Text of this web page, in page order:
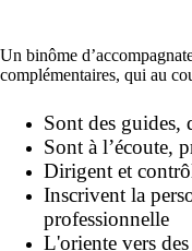
Un binôme
complémentaires, qui au
Sont des guides,
Sont à l’écoute,
Dirigent et
Inscrivent la
professionnelle
L'oriente vers